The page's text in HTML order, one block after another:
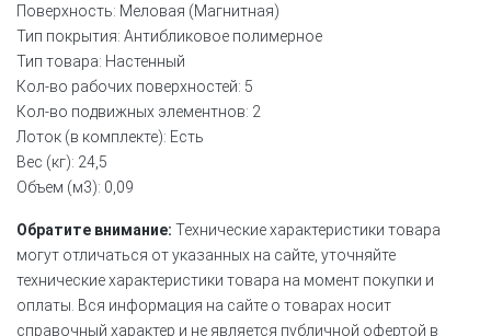
Поверхность: Меловая (Магнитная)
Тип покрытия: Антибликовое полимерное
Тип товара: Настенный
Кол-во рабочих поверхностей: 5
Кол-во подвижных элементнов: 2
Лоток (в комплекте): Есть
Вес (кг): 24,5
Объем (м3): 0,09
Обратите внимание: Технические характеристики товара
могут отличаться от указанных на сайте, уточняйте
технические характеристики товара на момент покупки и
оплаты. Вся информация на сайте о товарах носит
справочный характер и не является публичной офертой в